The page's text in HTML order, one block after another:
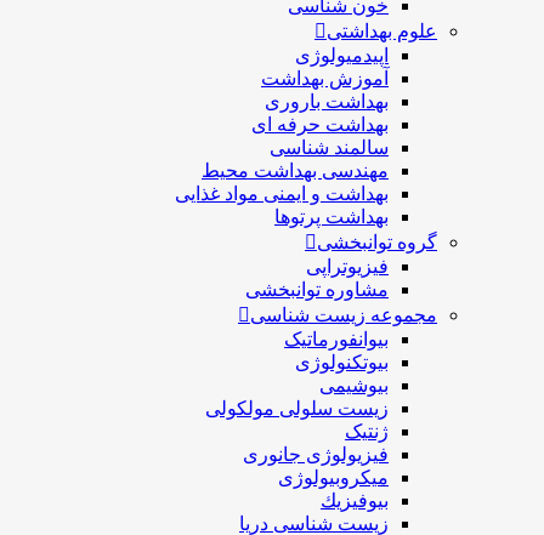
خون شناسی
علوم بهداشتی
اپیدمیولوژی
آموزش بهداشت
بهداشت باروری
بهداشت حرفه ای
سالمند شناسی
مهندسی بهداشت محيط
بهداشت و ایمنی مواد غذایی
بهداشت پرتوها
گروه توانبخشی
فیزیوتراپی
مشاوره توانبخشی
مجموعه زیست شناسی
بیوانفورماتیک
بیوتکنولوژی
بیوشیمی
زیست سلولی مولکولی
ژنتیک
فیزیولوژی جانوری
میکروبیولوژی
بيوفيزيك
زیست شناسی دریا